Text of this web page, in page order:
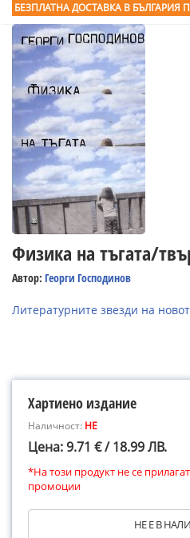
БЕЗПЛАТНА ДОСТАВКА В БЪЛГАРИЯ
Физика на тъгата/
Автор: Георги Господинов
Литературните звезди на
Хартиено издание
Наличност: НЕ
Цена: 9.71 € / 18.99 ЛВ.
*На този продукт не се
промоции
НЕ Е В